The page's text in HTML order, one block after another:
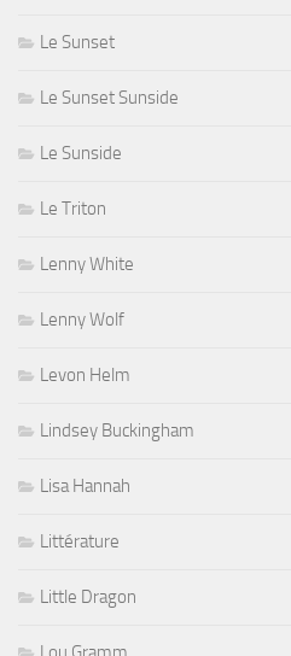
Le Sunset
Le Sunset Sunside
Le Sunside
Le Triton
Lenny White
Lenny Wolf
Levon Helm
Lindsey Buckingham
Lisa Hannah
Littérature
Little Dragon